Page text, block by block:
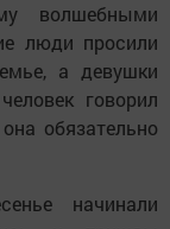
волшебными
люди просили
а девушки
говорил
обязательно
начинали